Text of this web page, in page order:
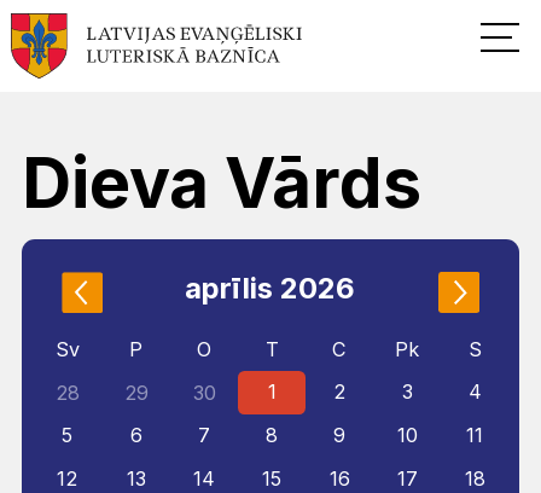
Dieva Vārds
aprīlis 2026
Sv P O T C Pk
S
28
29 30 1 2 3
4
5
6 7 8 9 10
11
12
13 14 15 16 17
18